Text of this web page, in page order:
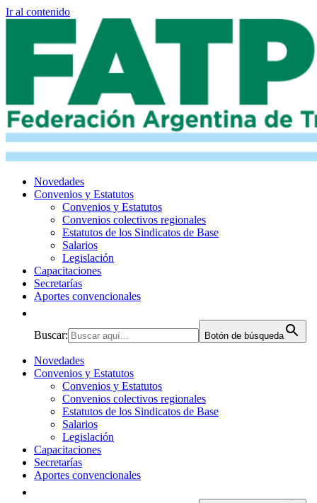
Ir al contenido
Novedades
Convenios y Estatutos
Convenios y Estatutos
Convenios colectivos regionales
Estatutos de los Sindicatos de Base
Salarios
Legislación
Capacitaciones
Secretarías
Aportes convencionales
Buscar: Botón de búsqueda
Novedades
Convenios y Estatutos
Convenios y Estatutos
Convenios colectivos regionales
Estatutos de los Sindicatos de Base
Salarios
Legislación
Capacitaciones
Secretarías
Aportes convencionales